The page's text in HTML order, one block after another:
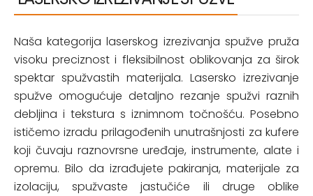
Naša kategorija laserskog izrezivanja spužve pruža
visoku preciznost i fleksibilnost oblikovanja za širok
spektar spužvastih materijala. Lasersko izrezivanje
spužve omogućuje detaljno rezanje spužvi raznih
debljina i tekstura s iznimnom točnošću. Posebno
ističemo izradu prilagođenih unutrašnjosti za kufere
koji čuvaju raznovrsne uređaje, instrumente, alate i
opremu. Bilo da izrađujete pakiranja, materijale za
izolaciju, spužvaste jastučiće ili druge oblike